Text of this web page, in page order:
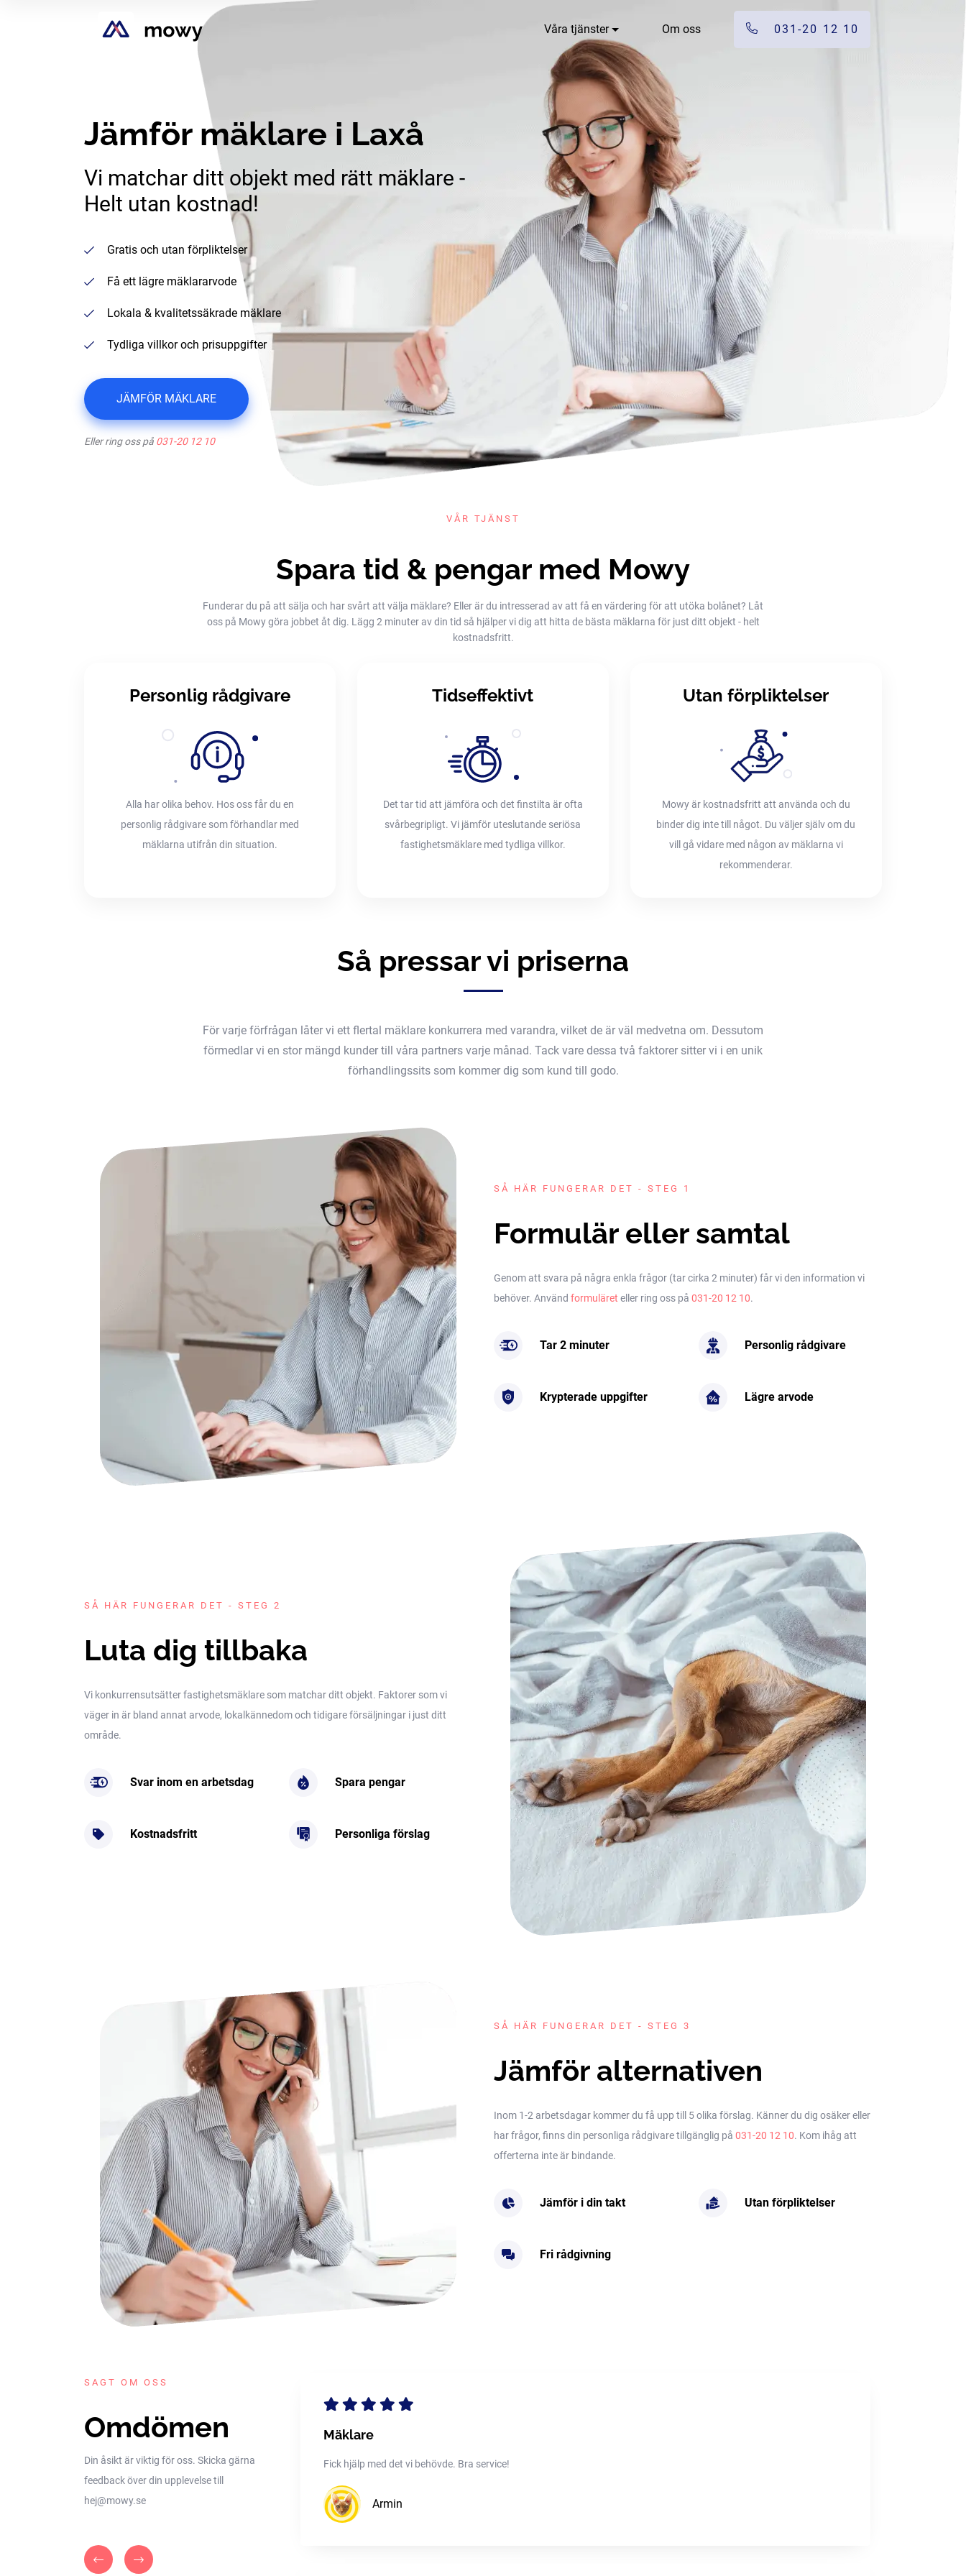
Våra tjänster Om oss 031-20 12 10
Jämför mäklare i Laxå
Vi matchar ditt objekt med rätt mäklare -
Helt utan kostnad!
Gratis och utan förpliktelser
Få ett lägre mäklararvode
Lokala & kvalitetssäkrade mäklare
Tydliga villkor och prisuppgifter
JÄMFÖR MÄKLARE
Eller ring oss på 031-20 12 10
VÅR TJÄNST
Spara tid & pengar med Mowy
Funderar du på att sälja och har svårt att välja mäklare? Eller är du intresserad av att få en värdering för att utöka bolånet? Låt
oss på Mowy göra jobbet åt dig. Lägg 2 minuter av din tid så hjälper vi dig att hitta de bästa mäklarna för just ditt objekt - helt
kostnadsfritt.
Personlig rådgivare
Alla har olika behov. Hos oss får du en
personlig rådgivare som förhandlar med
mäklarna utifrån din situation.
Tidseffektivt
Det tar tid att jämföra och det finstilta är ofta
svårbegripligt. Vi jämför uteslutande seriösa
fastighetsmäklare med tydliga villkor.
Utan förpliktelser
Mowy är kostnadsfritt att använda och du
binder dig inte till något. Du väljer själv om du
vill gå vidare med någon av mäklarna vi
rekommenderar.
Så pressar vi priserna
För varje förfrågan låter vi ett flertal mäklare konkurrera med varandra, vilket de är väl medvetna om. Dessutom
förmedlar vi en stor mängd kunder till våra partners varje månad. Tack vare dessa två faktorer sitter vi i en unik
förhandlingssits som kommer dig som kund till godo.
SÅ HÄR FUNGERAR DET - STEG 1
Formulär eller samtal
Genom att svara på några enkla frågor (tar cirka 2 minuter) får vi den information vi
behöver. Använd formuläret eller ring oss på 031-20 12 10.
Tar 2 minuter Personlig rådgivare
Krypterade uppgifter Lägre arvode
SÅ HÄR FUNGERAR DET - STEG 2
Luta dig tillbaka
Vi konkurrensutsätter fastighetsmäklare som matchar ditt objekt. Faktorer som vi
väger in är bland annat arvode, lokalkännedom och tidigare försäljningar i just ditt
område.
Svar inom en arbetsdag Spara pengar
Kostnadsfritt Personliga förslag
SÅ HÄR FUNGERAR DET - STEG 3
Jämför alternativen
Inom 1-2 arbetsdagar kommer du få upp till 5 olika förslag. Känner du dig osäker eller
har frågor, finns din personliga rådgivare tillgänglig på 031-20 12 10. Kom ihåg att
offerterna inte är bindande.
Jämför i din takt Utan förpliktelser
Fri rådgivning
SAGT OM OSS
Omdömen
Din åsikt är viktig för oss. Skicka gärna
feedback över din upplevelse till
hej@mowy.se
Mäklare
Fick hjälp med det vi behövde. Bra service!
Armin